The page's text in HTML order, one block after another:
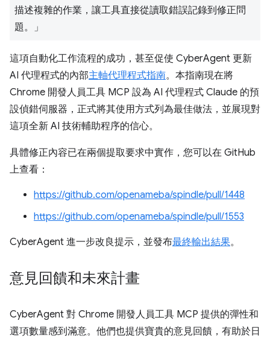
描述複雜的作業，讓工具直接從讀取錯誤記錄到修正問
題。」
這項自動化工作流程的成功，甚至促使 CyberAgent 更新
AI 代理程式的內部主軸代理程式指南。本指南現在將
Chrome 開發人員工具 MCP 設為 AI 代理程式 Claude 的預
設偵錯伺服器，正式將其使用方式列為最佳做法，並展現對
這項全新 AI 技術輔助程序的信心。
具體修正內容已在兩個提取要求中實作，您可以在 GitHub
上查看：
https://github.com/openameba/spindle/pull/1448
https://github.com/openameba/spindle/pull/1553
CyberAgent 進一步改良提示，並發布最終輸出結果。
意見回饋和未來計畫
CyberAgent 對 Chrome 開發人員工具 MCP 提供的彈性和
選項數量感到滿意。他們也提供寶貴的意見回饋，有助於日